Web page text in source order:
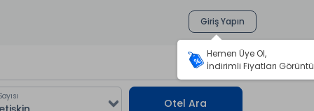
Giriş Yapın
Otel Ara
Hemen Üye Ol,
İndirimli Fiyatları